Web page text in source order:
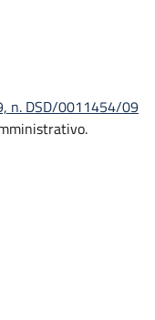
n. DSD/0011454/09